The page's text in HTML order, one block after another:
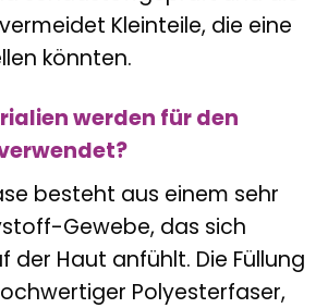
Kleinteile, die eine
könnten.
werden für den
besteht aus einem sehr
Gewebe, das sich
der Haut anfühlt. Die Füllung
Polyesterfaser,